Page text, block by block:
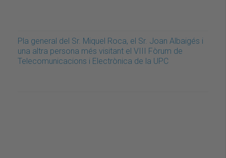
Pla general del Sr. Miquel Roca, el Sr. Joan Albaigés i
una altra persona més visitant el VIII Fòrum de
Telecomunicacions i Electrònica de la UPC